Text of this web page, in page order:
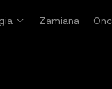
Zamiana